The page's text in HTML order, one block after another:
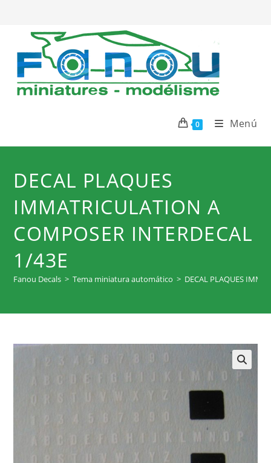
contenido
0 Menú
DECAL PLAQUES
IMMATRICULATION A
COMPOSER INTERDECAL
1/43E
Fanou Decals > Tema miniatura automático > DECAL PLAQUES